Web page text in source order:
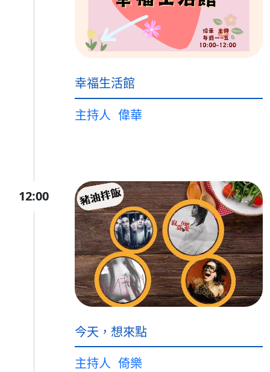
幸福生活館
主持人 偉華
12:00
今天，想來點
主持人 倚樂